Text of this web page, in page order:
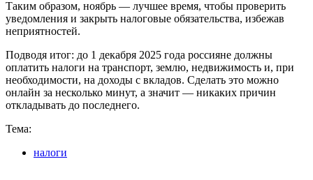
Таким образом, ноябрь — лучшее время, чтобы проверить
уведомления и закрыть налоговые обязательства, избежав
неприятностей.
Подводя итог: до 1 декабря 2025 года россияне должны
оплатить налоги на транспорт, землю, недвижимость и, при
необходимости, на доходы с вкладов. Сделать это можно
онлайн за несколько минут, а значит — никаких причин
откладывать до последнего.
Тема:
налоги